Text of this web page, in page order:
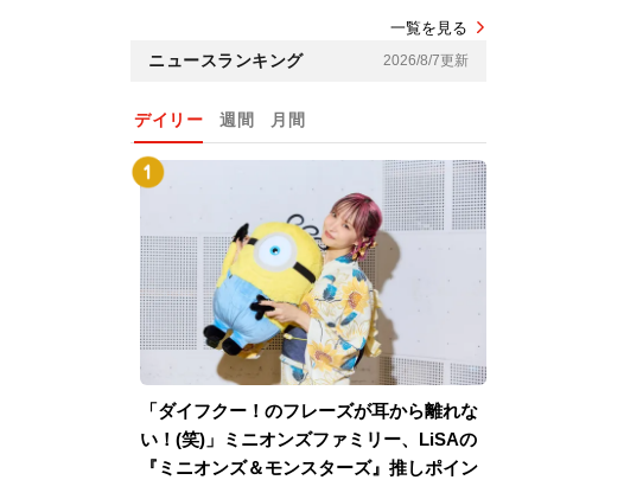
一覧を見る
ニュースランキング 2026/8/7更新
デイリー 週間 月間
「ダイフクー！のフレーズが耳から離れな
い！(笑)」ミニオンズファミリー、LiSAの
『ミニオンズ＆モンスターズ』推しポイン